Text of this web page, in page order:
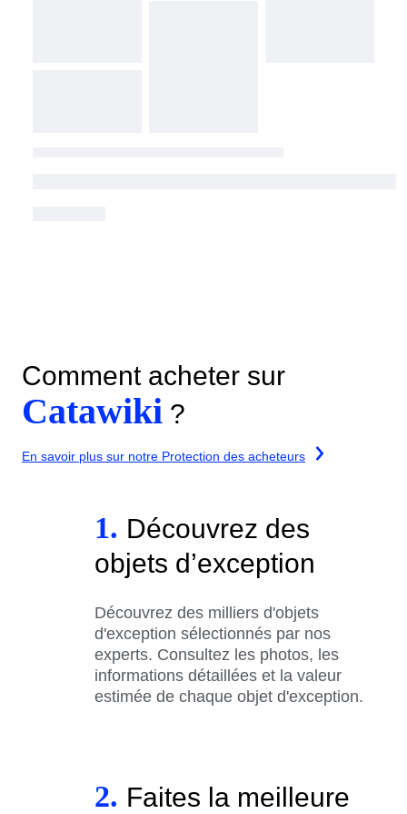
Comment acheter sur
Catawiki ?
En savoir plus sur notre Protection des acheteurs
1. Découvrez des
objets d’exception
Découvrez des milliers d'objets
d'exception sélectionnés par nos
experts. Consultez les photos, les
informations détaillées et la valeur
estimée de chaque objet d'exception.
2. Faites la meilleure